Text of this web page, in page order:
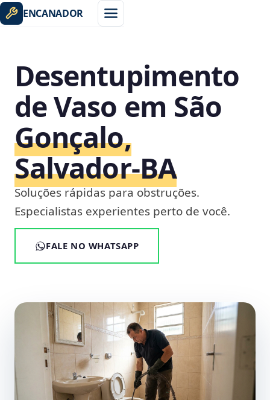
ENCANADOR
Desentupimento
de Vaso em São
Gonçalo,
Salvador‑BA
Soluções rápidas para obstruções.
Especialistas experientes perto de você.
FALE NO WHATSAPP